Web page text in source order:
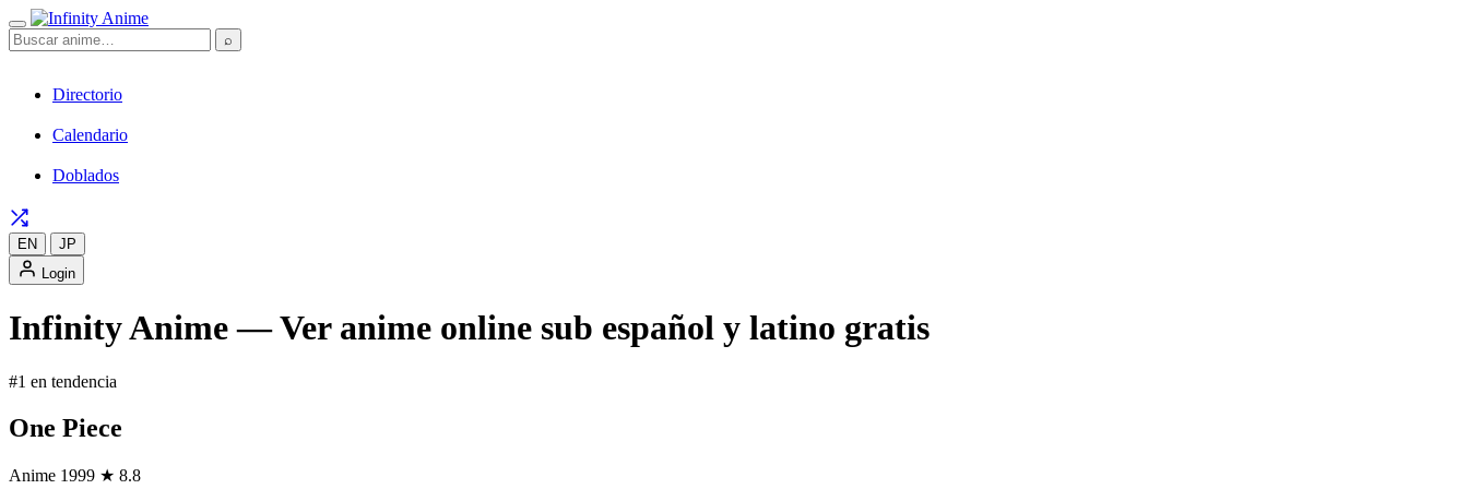
⌕
Directorio
Calendario
Doblados
EN
JP
Login
Infinity Anime — Ver anime online sub español y latino gratis
#1 en tendencia
One Piece
Anime 1999 ★ 8.8